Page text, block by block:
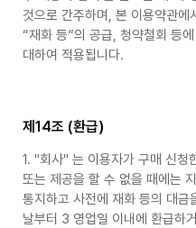
것으로 간주하며, 본 이용약관에
“재화 등”의 공급, 청약철회 등
대하여 적용됩니다.
제14조 (환급)
1. "회사" 는 이용자가 구매 신청
또는 제공을 할 수 없을 때에는
통지하고 사전에 재화 등의 대금
날부터 3 영업일 이내에 환급하